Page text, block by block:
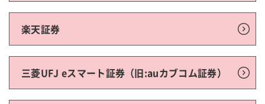
楽天証券
三菱UFJ eスマート証券（旧:auカブコム証券）